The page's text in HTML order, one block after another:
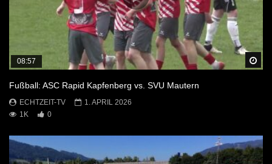
08:57
Fußball: ASC Rapid Kapfenberg vs. SVU Mautern
ECHTZEIT-TV
1. APRIL 2026
1K
0